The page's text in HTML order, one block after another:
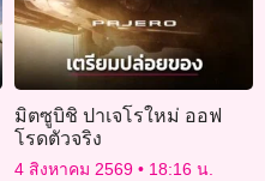
มิตซูบิชิ ปาเจโรใหม่ ออฟ
โรดตัวจริง
4 สิงหาคม 2569 18:16 น.